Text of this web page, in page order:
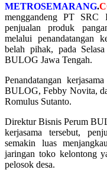
METROSEMARANG.
menggandeng PT SRC
penjualan produk
melalui penandatangan
belah pihak, pada
BULOG Jawa Tengah.
Penandatangan
BULOG, Febby Novita,
Romulus Sutanto.
Direktur Bisnis Perum
kerjasama tersebut,
semakin luas
jaringan toko kelontong
pelosok desa.